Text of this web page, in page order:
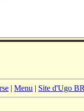
| Menu | Site d'Ugo